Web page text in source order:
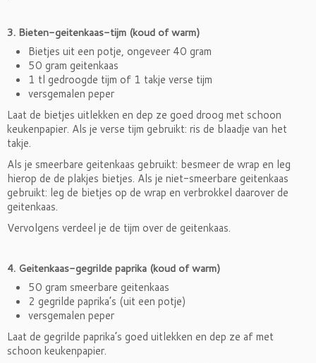
3. Bieten-geitenkaas-tijm (koud of warm)
Bietjes uit een potje, ongeveer 40 gram
50 gram geitenkaas
1 tl gedroogde tijm of 1 takje verse tijm
versgemalen peper
Laat de bietjes uitlekken en dep ze goed droog met schoon
keukenpapier. Als je verse tijm gebruikt: ris de blaadje van het
takje.
Als je smeerbare geitenkaas gebruikt: besmeer de wrap en leg
hierop de de plakjes bietjes. Als je niet-smeerbare geitenkaas
gebruikt: leg de bietjes op de wrap en verbrokkel daarover de
geitenkaas.
Vervolgens verdeel je de tijm over de geitenkaas.
4. Geitenkaas-gegrilde paprika (koud of warm)
50 gram smeerbare geitenkaas
2 gegrilde paprika’s (uit een potje)
versgemalen peper
Laat de gegrilde paprika’s goed uitlekken en dep ze af met
schoon keukenpapier.